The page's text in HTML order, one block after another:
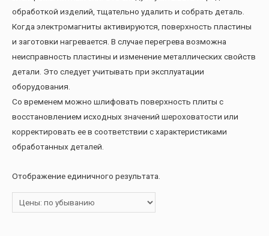
обработкой изделий, тщательно удалить и собрать деталь.
Когда электромагниты активируются, поверхность пластины
и заготовки нагревается. В случае перегрева возможна
неисправность пластины и изменение металлических свойств
детали. Это следует учитывать при эксплуатации
оборудования.
Со временем можно шлифовать поверхность плиты с
восстановлением исходных значений шероховатости или
корректировать ее в соответствии с характеристиками
обработанных деталей.
Отображение единичного результата.